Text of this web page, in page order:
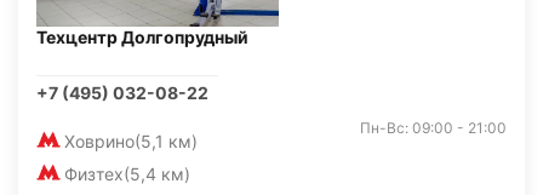
Техцентр Долгопрудный
+7 (495) 032-08-22
Ховрино(5,1 км)
Физтех(5,4 км)
Пн-Вс: 09:00 - 21:00